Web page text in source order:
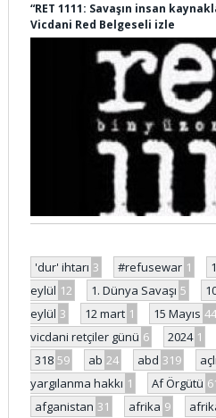
“RET 1111: Savaşın insan
Vicdani Red Belgeseli izle
'dur' ihtarı 3 #refusewar 1
eylül 12 1. Dünya Savaşı 5
eylül 3 12 mart 1 15 Mayıs 44
vicdani retçiler günü 6 2024 1
318 59 ab 24 abd 319
yargılanma hakkı 1 Af Örgütü
afganistan 31 afrika 9